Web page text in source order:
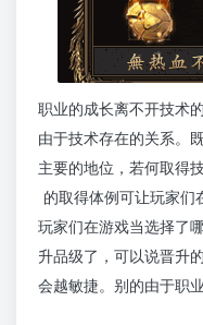
职业的成长离不开技术
由于技术存在的关系。
主要的地位，若何取得
的取得体例可让玩家们
玩家们在游戏当选择了
升品级了，可以说晋升
会越敏捷。别的由于职